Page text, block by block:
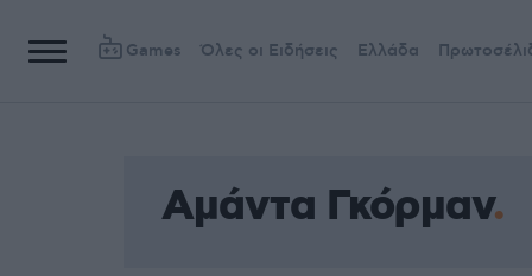
Games Όλες οι Ειδήσεις Ελλάδα
Αμάντα Γκόρμαν